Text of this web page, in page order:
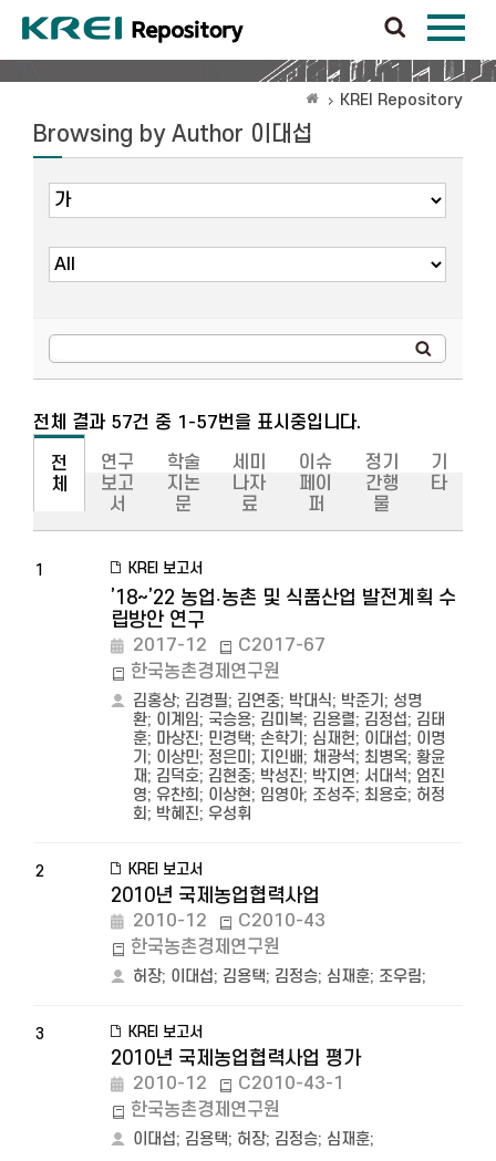
KREI Repository
Browsing by Author 이대섭
전체 결과 57건 중 1-57번을 표시중입니다.
전
체
연구
보고
서
학술
지논
문
세미
나자
료
이슈
페이
퍼
정기
간행
물
기
타
1 KREI 보고서
’18~’22 농업‧농촌 및 식품산업 발전계획 수
립방안 연구
2017-12
C2017-67
한국농촌경제연구원
김홍상; 김경필; 김연중; 박대식; 박준기 ; 성명
환; 이계임; 국승용; 김미복; 김용렬; 김정섭; 김태
훈; 마상진; 민경택; 손학기 ; 심재헌; 이대섭; 이명
기 ; 이상민; 정은미 ; 지인배; 채광석; 최병옥; 황윤
재; 김덕호; 김현중; 박성진; 박지연; 서대석; 엄진
영; 유찬희 ; 이상현; 임영아; 조성주; 최용호; 허정
회 ; 박혜진; 우성휘
2 KREI 보고서
2010년 국제농업협력사업
2010-12
C2010-43
한국농촌경제연구원
허장; 이대섭; 김용택; 김정승; 심재훈; 조우림;
3 KREI 보고서
2010년 국제농업협력사업 평가
2010-12
C2010-43-1
한국농촌경제연구원
이대섭; 김용택; 허장; 김정승; 심재훈;